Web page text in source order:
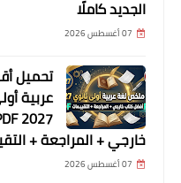
الجديد كاملًا
07 أغسطس 2026
تحميل
عربية
خارجي + المراجعة +
07 أغسطس 2026